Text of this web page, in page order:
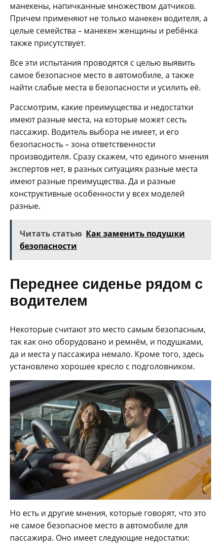
манекены, напичканные множеством датчиков.
Причем применяют не только манекен водителя, а
целые семейства – манекен женщины и ребёнка
также присутствует.
Все эти испытания проводятся с целью выявить
самое безопасное место в автомобиле, а также
найти слабые места в безопасности и усилить её.
Рассмотрим, какие преимущества и недостатки
имеют разные места, на которые может сесть
пассажир. Водитель выбора не имеет, и его
безопасность – зона ответственности
производителя. Сразу скажем, что единого мнения
экспертов нет, в разных ситуациях разные места
имеют разные преимущества. Да и разные
конструктивные особенности у всех моделей
разные.
Читать статью Как заменить подушки
безопасности
Переднее сиденье рядом с
водителем
Некоторые считают это место самым безопасным,
так как оно оборудовано и ремнём, и подушками,
да и места у пассажира немало. Кроме того, здесь
установлено хорошее кресло с подголовником.
Но есть и другие мнения, которые говорят, что это
не самое безопасное место в автомобиле для
пассажира. Оно имеет следующие недостатки: